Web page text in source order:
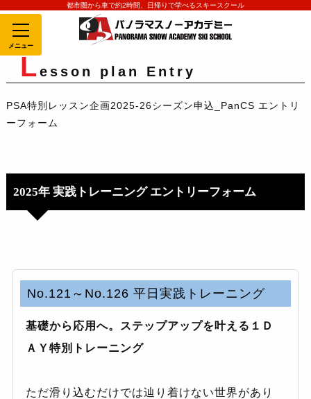
都市圏から車で約2時間、日帰りで学べるスキースクール
MENU
Lesson plan Entry
PSA特別レッスン企画2025-26シーズン申込_PanCS エントリ
ーフォーム
2025年 実践トレーニング エントリーフォーム
No.121～No.126 平日実践トレーニング
基礎から応用へ。ステップアップを叶える１Ｄ
ＡＹ特別トレーニング
ただ滑り込むだけでは辿り着けない世界があり